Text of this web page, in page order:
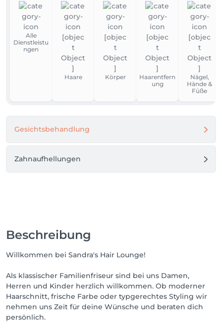
Alle
Dienstleistu
ngen
Haare Körper
Haarentfern
ung
Nägel,
Hände &
Füße
Gesichtsbehandlung
Zahnaufhellungen
Beschreibung
Willkommen bei Sandra's Hair Lounge!
Als klassischer Familienfriseur sind bei uns Damen,
Herren und Kinder herzlich willkommen. Ob moderner
Haarschnitt, frische Farbe oder typgerechtes Styling wir
nehmen uns Zeit für deine Wünsche und beraten dich
persönlich.